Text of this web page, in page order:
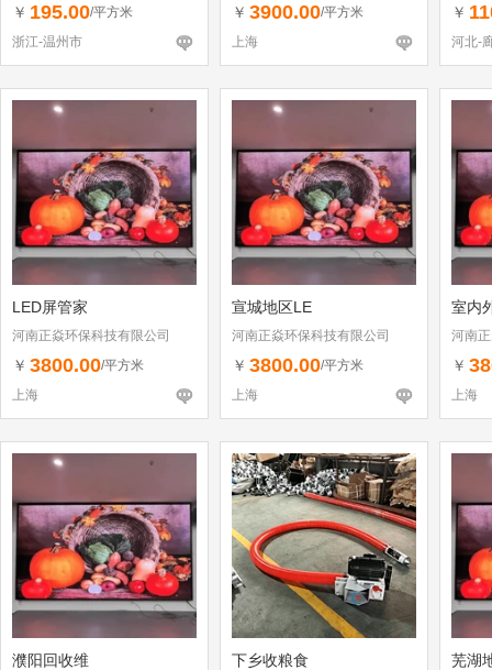
￥ 195.00/平方米
浙江-温州市
￥ 3900.00/平方米
上海
￥
河北-
LED屏管家
河南正焱环保科技有限公司
￥ 3800.00/平方米
上海
宣城地区LE
河南正焱环保科技有限公司
￥ 3800.00/平方米
上海
室内
河南
￥
上海
濮阳回收维 下乡收粮食 芜湖